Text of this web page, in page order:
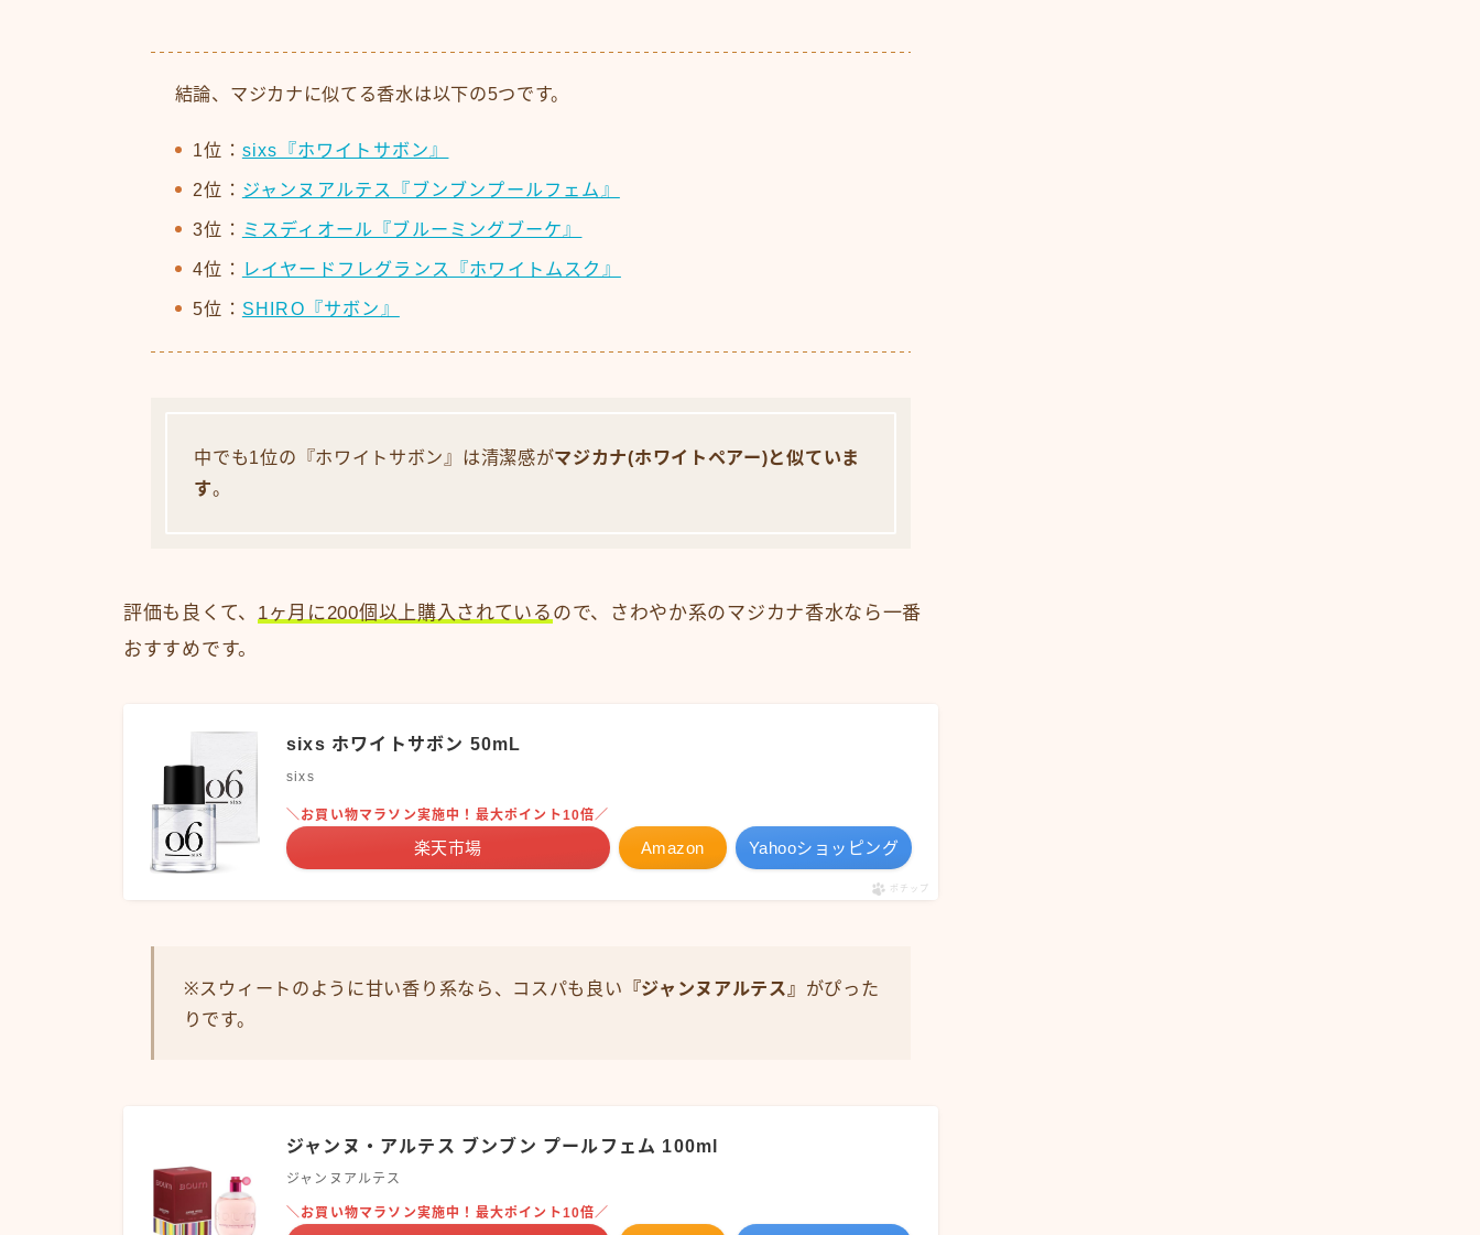
結論、マジカナに似てる香水は以下の5つです。
1位： sixs『ホワイトサボン』
2位： ジャンヌアルテス『ブンブンプールフェム』
3位： ミスディオール『ブルーミングブーケ』
4位： レイヤードフレグランス『ホワイトムスク』
5位： SHIRO『サボン』
中でも1位の『ホワイトサボン』は清潔感がマジカナ(ホワイトペアー)と似ていま
す。
評価も良くて、 1ヶ月に200個以上購入されている ので、さわやか系のマジカナ香水なら一番
おすすめです。
sixs ホワイトサボン 50mL
sixs
Amazon
＼お買い物マラソン実施中！最大ポイント10倍／
楽天市場 Yahooショッピング
ポチップ
※スウィートのように甘い香り系なら、コスパも良い 『ジャンヌアルテス』 がぴった
りです。
ジャンヌ・アルテス ブンブン プールフェム 100ml
ジャンヌアルテス
＼お買い物マラソン実施中！最大ポイント10倍／